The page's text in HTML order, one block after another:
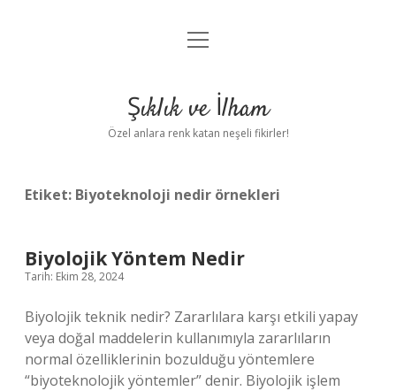
Anasayfa
Yasal Uyarı
menüyü
Şıklık ve İlham
Özel anlara renk katan neşeli fikirler!
Etiket: Biyoteknoloji nedir örnekleri
Biyolojik Yöntem Nedir
Tarih: Ekim 28, 2024
Biyolojik teknik nedir? Zararlılara karşı etkili yapay
veya doğal maddelerin kullanımıyla zararlıların
normal özelliklerinin bozulduğu yöntemlere
“biyoteknolojik yöntemler” denir. Biyolojik işlem